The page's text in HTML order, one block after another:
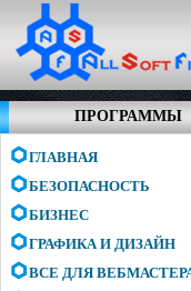
ПРОГРАММЫ
ГЛАВНАЯ
БЕЗОПАСНОСТЬ
БИЗНЕС
ГРАФИКА И ДИЗАЙН
ВСЕ ДЛЯ